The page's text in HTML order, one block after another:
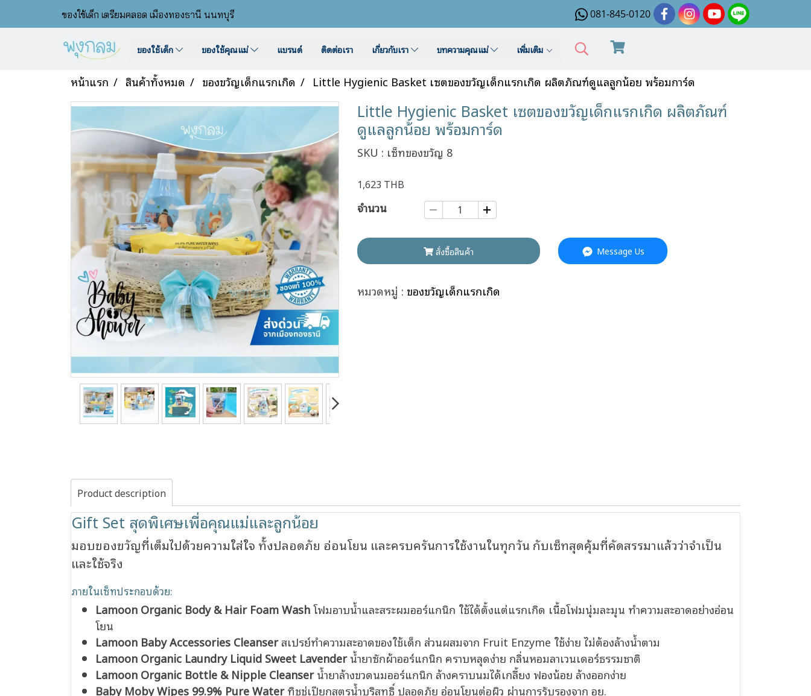
ของใช้เด็ก เตรียมคลอด เมืองทองธานี นนทบุรี 081-845-0120
ของใช้เด็ก ของใช้คุณแม่ แบรนด์ ติดต่อเรา เกี่ยวกับเรา บทความคุณแม่ เพิ่มเติม
หน้าแรก สินค้าทั้งหมด ของขวัญเด็กแรกเกิด Little Hygienic Basket เซตของขวัญเด็กแรกเกิด ผลิตภัณฑ์ดูแลลูกน้อย พร้อมการ์ด
Little Hygienic Basket เซตของขวัญเด็กแรกเกิด ผลิตภัณฑ์
ดูแลลูกน้อย พร้อมการ์ด
SKU : เซ็ทของขวัญ 8
1,623 THB
จำนวน
สั่งซื้อสินค้า Message Us
หมวดหมู่ : ของขวัญเด็กแรกเกิด
Product description
Gift Set สุดพิเศษเพื่อคุณแม่และลูกน้อย
มอบของขวัญที่เต็มไปด้วยความใส่ใจ ทั้งปลอดภัย อ่อนโยน และครบครันการใช้งานในทุกวัน กับเซ็ทสุดคุ้มที่คัดสรรมาแล้วว่าจำเป็น
และใช้จริง
ภายในเซ็ทประกอบด้วย:
Lamoon Organic Body & Hair Foam Washโฟมอาบน้ำและสระผมออร์แกนิก ใช้ได้ตั้งแต่แรกเกิด เนื้อโฟมนุ่มละมุน ทำความสะอาดอย่างอ่อน
โยน
Lamoon Baby Accessories Cleanserสเปรย์ทำความสะอาดของใช้เด็ก ส่วนผสมจาก Fruit Enzyme ใช้ง่าย ไม่ต้องล้างน้ำตาม
Lamoon Organic Laundry Liquid Sweet Lavenderน้ำยาซักผ้าออร์แกนิก คราบหลุดง่าย กลิ่นหอมลาเวนเดอร์ธรรมชาติ
Lamoon Organic Bottle & Nipple Cleanserน้ำยาล้างขวดนมออร์แกนิก ล้างคราบนมได้เกลี้ยง ฟองน้อย ล้างออกง่าย
Baby Moby Wipes 99.9% Pure Waterทิชชู่เปียกสูตรน้ำบริสุทธิ์ ปลอดภัย อ่อนโยนต่อผิว ผ่านการรับรองจาก อย.